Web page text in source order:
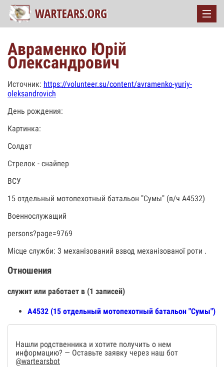
Авраменко Юрій
Олександрович
Источник: https://volunteer.su/content/avramenko-yuriy-
oleksandrovich
День рождения:
Картинка:
Солдат
Стрелок - снайпер
ВСУ
15 отдельный мотопехотный батальон "Сумы" (в/ч А4532)
Военнослужащий
persons?page=9769
Місце служби: 3 механізований взвод механізованої роти .
Отношения
служит или работает в (1 записей)
А4532 (15 отдельный мотопехотный батальон "Сумы")
Нашли родственника и хотите получить о нем
информацию? — Оставьте заявку через наш бот
@wartearsbot